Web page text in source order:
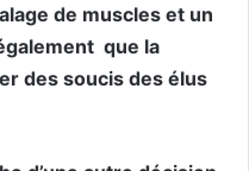
de muscles et un
que la
des soucis des élus